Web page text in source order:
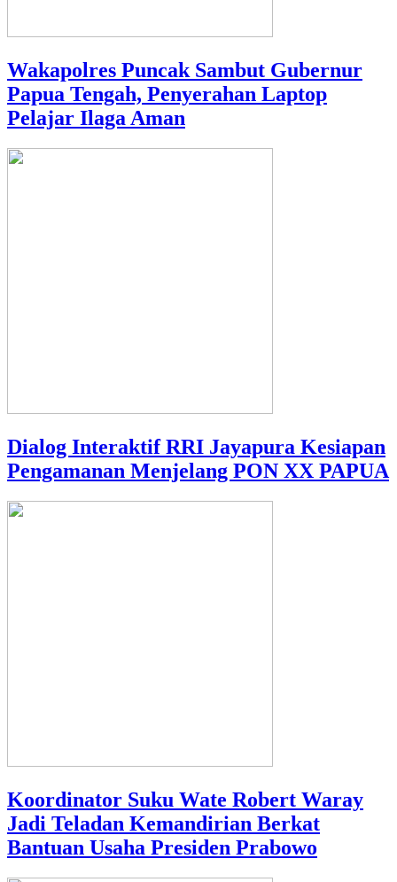
Wakapolres Puncak Sambut Gubernur
Papua Tengah, Penyerahan Laptop
Pelajar Ilaga Aman
Dialog Interaktif RRI Jayapura Kesiapan
Pengamanan Menjelang PON XX PAPUA
Koordinator Suku Wate Robert Waray
Jadi Teladan Kemandirian Berkat
Bantuan Usaha Presiden Prabowo